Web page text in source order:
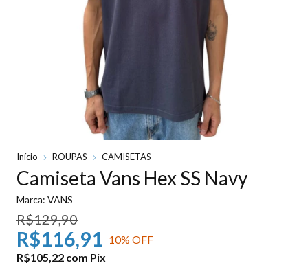
Início ROUPAS CAMISETAS
Camiseta Vans Hex SS Navy
Marca: VANS
R$129,90
R$116,91 10% OFF
R$105,22 com Pix